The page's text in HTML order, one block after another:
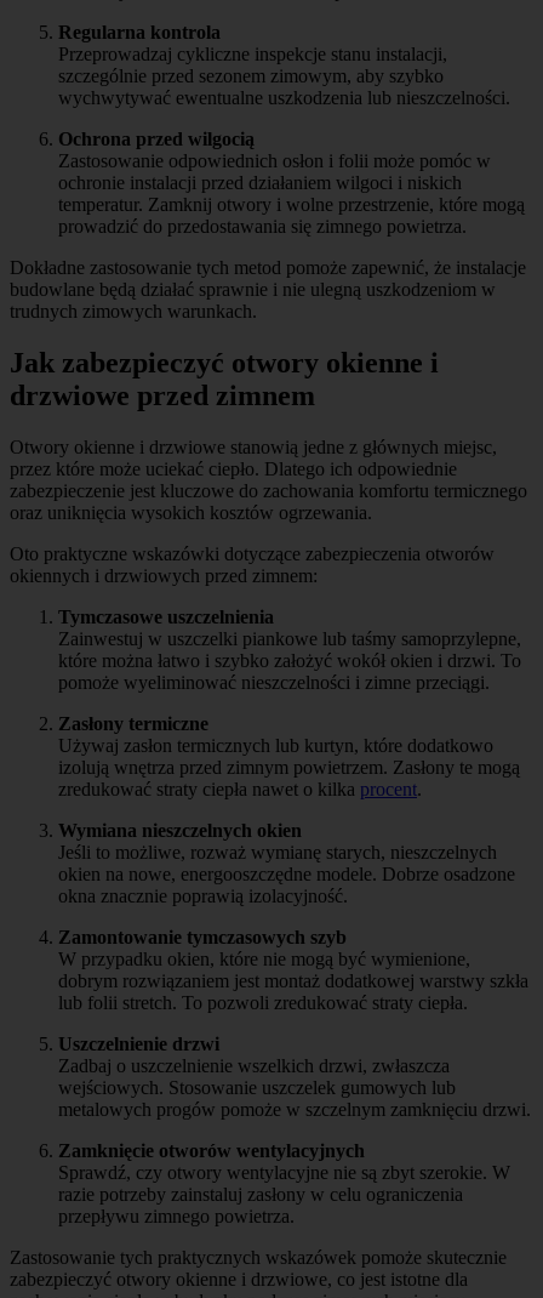
Regularna kontrola
Przeprowadzaj cykliczne inspekcje stanu instalacji,
szczególnie przed sezonem zimowym, aby szybko
wychwytywać ewentualne uszkodzenia lub nieszczelności.
Ochrona przed wilgocią
Zastosowanie odpowiednich osłon i folii może pomóc w
ochronie instalacji przed działaniem wilgoci i niskich
temperatur. Zamknij otwory i wolne przestrzenie, które mogą
prowadzić do przedostawania się zimnego powietrza.
Dokładne zastosowanie tych metod pomoże zapewnić, że instalacje
budowlane będą działać sprawnie i nie ulegną uszkodzeniom w
trudnych zimowych warunkach.
Jak zabezpieczyć otwory okienne i
drzwiowe przed zimnem
Otwory okienne i drzwiowe stanowią jedne z głównych miejsc,
przez które może uciekać ciepło. Dlatego ich odpowiednie
zabezpieczenie jest kluczowe do zachowania komfortu termicznego
oraz uniknięcia wysokich kosztów ogrzewania.
Oto praktyczne wskazówki dotyczące zabezpieczenia otworów
okiennych i drzwiowych przed zimnem:
Tymczasowe uszczelnienia
Zainwestuj w uszczelki piankowe lub taśmy samoprzylepne,
które można łatwo i szybko założyć wokół okien i drzwi. To
pomoże wyeliminować nieszczelności i zimne przeciągi.
Zasłony termiczne
Używaj zasłon termicznych lub kurtyn, które dodatkowo
izolują wnętrza przed zimnym powietrzem. Zasłony te mogą
zredukować straty ciepła nawet o kilka procent.
Wymiana nieszczelnych okien
Jeśli to możliwe, rozważ wymianę starych, nieszczelnych
okien na nowe, energooszczędne modele. Dobrze osadzone
okna znacznie poprawią izolacyjność.
Zamontowanie tymczasowych szyb
W przypadku okien, które nie mogą być wymienione,
dobrym rozwiązaniem jest montaż dodatkowej warstwy szkła
lub folii stretch. To pozwoli zredukować straty ciepła.
Uszczelnienie drzwi
Zadbaj o uszczelnienie wszelkich drzwi, zwłaszcza
wejściowych. Stosowanie uszczelek gumowych lub
metalowych progów pomoże w szczelnym zamknięciu drzwi.
Zamknięcie otworów wentylacyjnych
Sprawdź, czy otwory wentylacyjne nie są zbyt szerokie. W
razie potrzeby zainstaluj zasłony w celu ograniczenia
przepływu zimnego powietrza.
Zastosowanie tych praktycznych wskazówek pomoże skutecznie
zabezpieczyć otwory okienne i drzwiowe, co jest istotne dla